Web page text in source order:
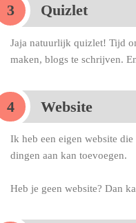
Quizlet
Jaja natuurlijk quizlet! Tijd
maken, blogs te schrijven.
Website
Ik heb een eigen website
dingen aan kan toevoegen.
Heb je geen website? Dan